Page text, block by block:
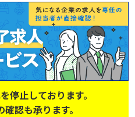
停止しております。
認も承ります。